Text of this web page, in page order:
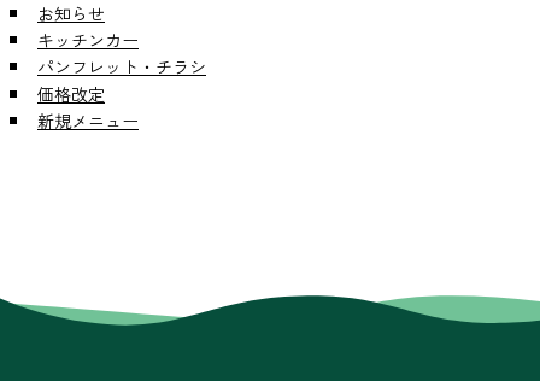
お知らせ
キッチンカー
パンフレット・チラシ
価格改定
新規メニュー